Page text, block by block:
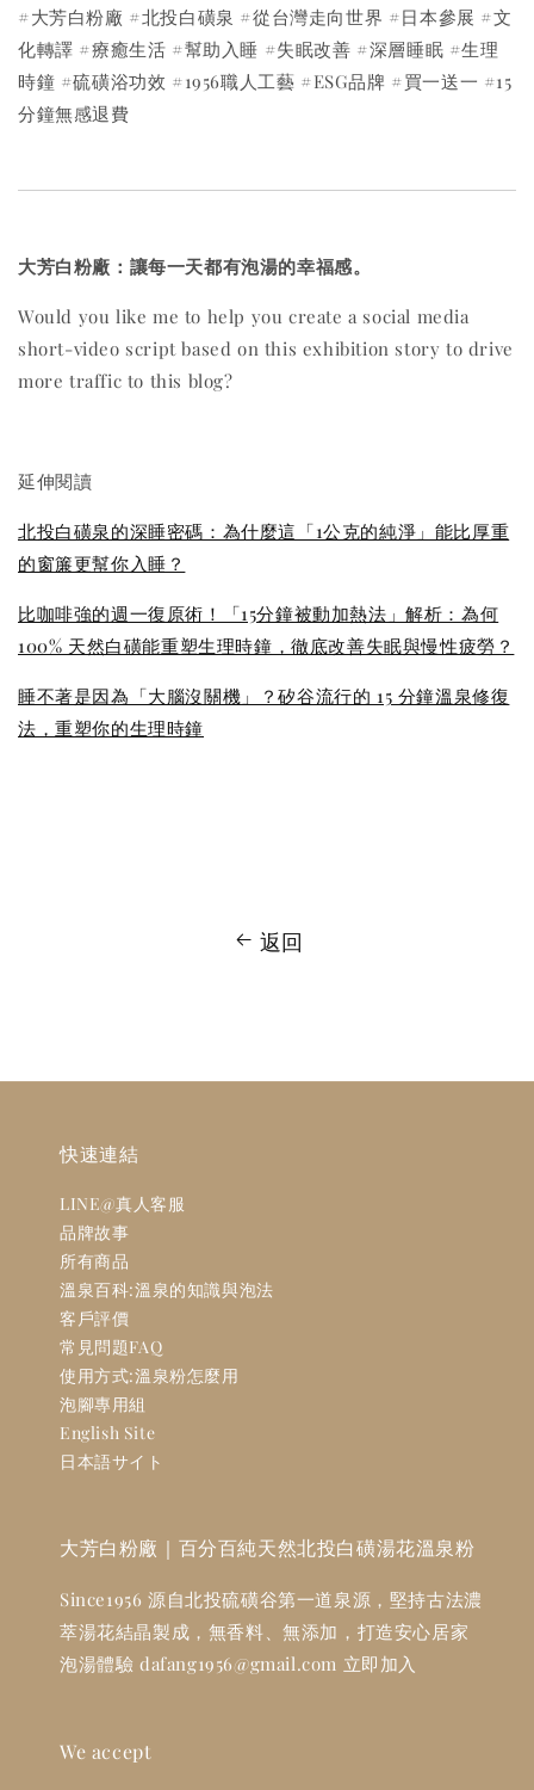
#大芳白粉廠 #北投白磺泉 #從台灣走向世界 #日本參展 #文
化轉譯 #療癒生活 #幫助入睡 #失眠改善 #深層睡眠 #生理
時鐘 #硫磺浴功效 #1956職人工藝 #ESG品牌 #買一送一 #15
分鐘無感退費
大芳白粉廠：讓每一天都有泡湯的幸福感。
Would you like me to help you create a social media
short-video script based on this exhibition story to drive
more traffic to this blog?
延伸閱讀
北投白磺泉的深睡密碼：為什麼這「1公克的純淨」能比厚重
的窗簾更幫你入睡？
比咖啡強的週一復原術！「15分鐘被動加熱法」解析：為何
100% 天然白磺能重塑生理時鐘，徹底改善失眠與慢性疲勞？
睡不著是因為「大腦沒關機」？矽谷流行的 15 分鐘溫泉修復
法，重塑你的生理時鐘
返回
快速連結
LINE@真人客服
品牌故事
所有商品
溫泉百科:溫泉的知識與泡法
客戶評價
常見問題FAQ
使用方式:溫泉粉怎麼用
泡腳專用組
English Site
日本語サイト
大芳白粉廠｜百分百純天然北投白磺湯花溫泉粉
Since1956 源自北投硫磺谷第一道泉源，堅持古法濃
萃湯花結晶製成，無香料、無添加，打造安心居家
泡湯體驗 dafang1956@gmail.com 立即加入
We accept